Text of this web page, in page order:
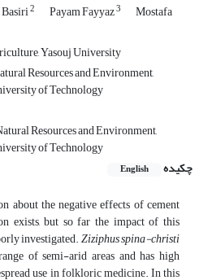
2 Payam Fayyaz3 Mostafa
Yasouj University
Resources and Environment,
of Technology
Resources and Environment,
of Technology
چکیده
English
about the negative effects of cement
exists, but so far the impact of this
investigated.Ziziphus spina-christi
of semi-arid areas and has high
use in folkloric medicine. In this